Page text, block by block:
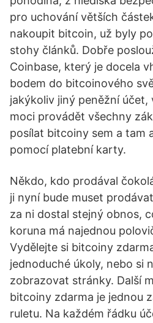
pro uchování větších
nakoupit bitcoin, už byly
stohy článků. Dobře
Coinbase, který je docela
bodem do bitcoinového
jakýkoliv jiný peněžní účet,
moci provádět všechny
posílat bitcoiny sem a tam
pomocí platební karty.
Někdo, kdo prodával
ji nyní bude muset
za ni dostal stejný obnos,
koruna má najednou
Vydělejte si bitcoiny
jednoduché úkoly, nebo si
zobrazovat stránky. Další
bitcoiny zdarma je jednou
ruletu. Na každém řádku